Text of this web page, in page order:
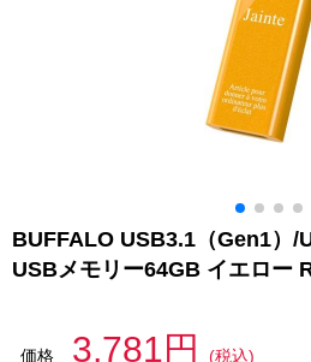
BUFFALO USB3.1（Gen1）/
USBメモリー64GB イエロー
価格 3,781円
(税込)